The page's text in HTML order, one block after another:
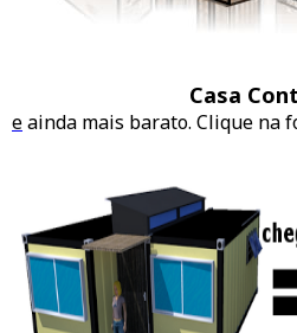
Casa
eainda mais barato. Clique na